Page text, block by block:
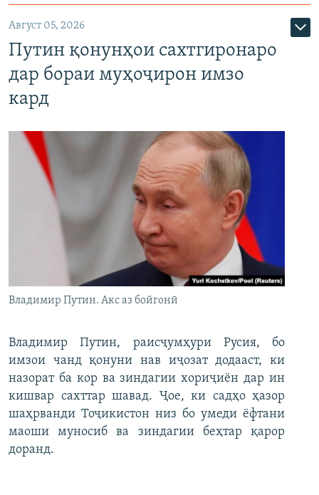
Август 05, 2026
Путин қонунҳои сахтгиронаро
дар бораи муҳоҷирон имзо
кард
Владимир Путин. Акс аз бойгонӣ
Владимир Путин, раисҷумҳури Русия, бо
имзои чанд қонуни нав иҷозат додааст, ки
назорат ба кор ва зиндагии хориҷиён дар ин
кишвар сахттар шавад. Ҷое, ки садҳо ҳазор
шаҳрванди Тоҷикистон низ бо умеди ёфтани
маоши муносиб ва зиндагии беҳтар қарор
доранд.